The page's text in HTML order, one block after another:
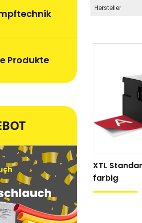
Industrie
Produkte
Hersteller
XTL
farbig